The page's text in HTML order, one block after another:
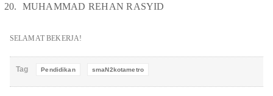
MUHAMMAD REHAN RASYID
SELAMAT BEKERJA!
Tag Pendidikan smaN2kotametro